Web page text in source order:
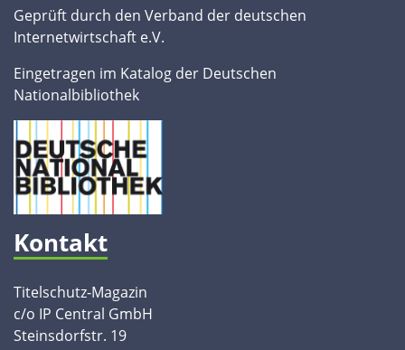
Geprüft durch den Verband der deutschen
Internetwirtschaft e.V.
Eingetragen im Katalog der Deutschen
Nationalbibliothek
Kontakt
Titelschutz-Magazin
c/o IP Central GmbH
Steinsdorfstr. 19